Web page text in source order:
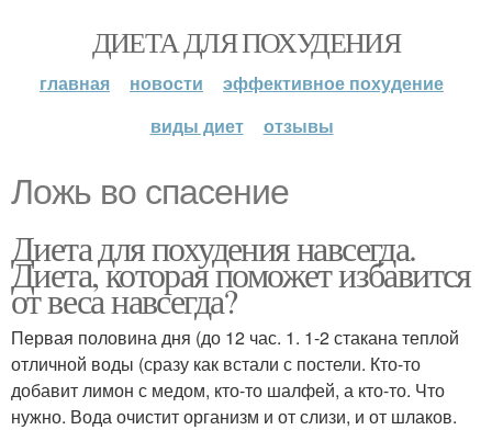
ДИЕТА ДЛЯ ПОХУДЕНИЯ
главная новости
эффективное похудение
виды диет
отзывы
Ложь во спасение
Диета для похудения навсегда.
Диета, которая поможет избавится
от веса навсегда?
Первая половина дня (до 12 час. 1. 1-2 стакана теплой
отличной воды (сразу как встали с постели. Кто-то
добавит лимон с медом, кто-то шалфей, а кто-то. Что
нужно. Вода очистит организм и от слизи, и от шлаков.